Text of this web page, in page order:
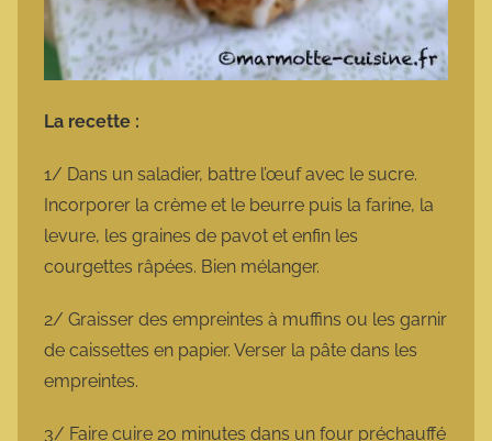
La recette :
1/ Dans un saladier, battre l’œuf avec le sucre.
Incorporer la crème et le beurre puis la farine, la
levure, les graines de pavot et enfin les
courgettes râpées. Bien mélanger.
2/ Graisser des empreintes à muffins ou les garnir
de caissettes en papier. Verser la pâte dans les
empreintes.
3/ Faire cuire 20 minutes dans un four préchauffé